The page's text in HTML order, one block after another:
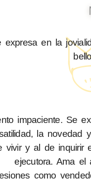
en la
impaciente. Se
la
vivir y al de
ejecutora. Ama
como